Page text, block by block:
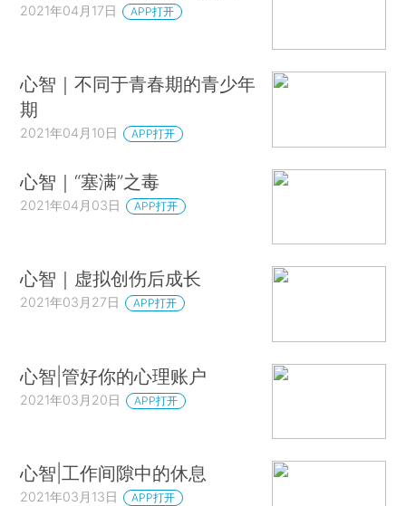
2021年04月17日 APP打开
心智｜不同于青春期的青少年
期
2021年04月10日 APP打开
心智｜“塞满”之毒
2021年04月03日 APP打开
心智｜虚拟创伤后成长
2021年03月27日 APP打开
心智|管好你的心理账户
2021年03月20日 APP打开
心智|工作间隙中的休息
2021年03月13日 APP打开